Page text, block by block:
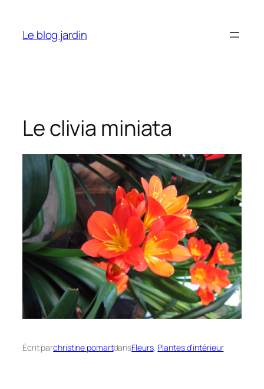
contenu
Le blog jardin
Le clivia miniata
Écrit parchristine pomartdansFleurs, Plantes d’intérieur